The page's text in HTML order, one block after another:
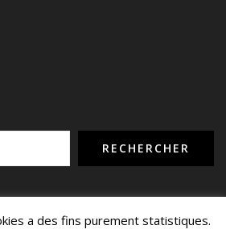
RECHERCHER
a des fins purement statistiques.